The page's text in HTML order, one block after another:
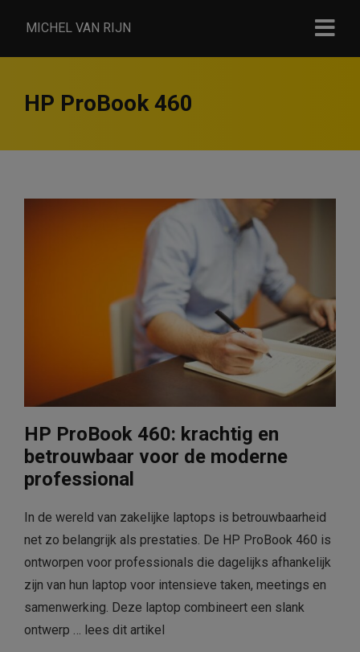
MICHEL VAN RIJN
HP ProBook 460
HP ProBook 460: krachtig en
betrouwbaar voor de moderne
professional
In de wereld van zakelijke laptops is betrouwbaarheid
net zo belangrijk als prestaties. De HP ProBook 460 is
ontworpen voor professionals die dagelijks afhankelijk
zijn van hun laptop voor intensieve taken, meetings en
samenwerking. Deze laptop combineert een slank
ontwerp … lees dit artikel